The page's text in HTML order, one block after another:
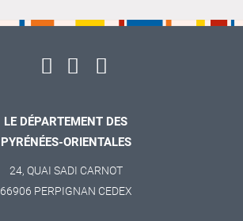
LE DÉPARTEMENT DES
PYRÉNÉES-ORIENTALES
24, QUAI SADI CARNOT
66906 PERPIGNAN CEDEX